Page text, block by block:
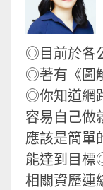
◎目前於各
◎著有《圖
◎你知道網
容易自己做
應該是簡單
能達到目
相關資歷連